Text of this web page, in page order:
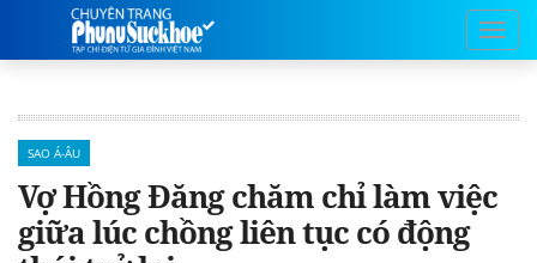
SAO Á-ÂU
Vợ Hồng Đăng chăm chỉ làm việc
giữa lúc chồng liên tục có động